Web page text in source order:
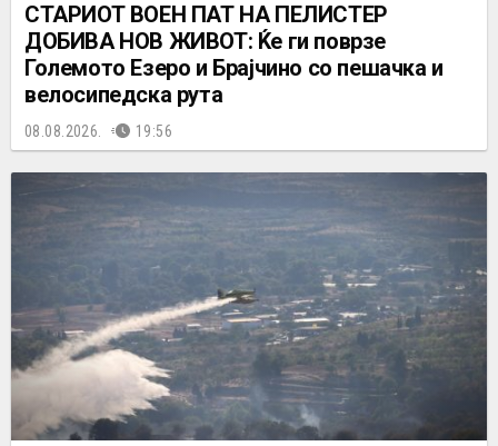
СТАРИОТ ВОЕН ПАТ НА ПЕЛИСТЕР
ДОБИВА НОВ ЖИВОТ: Ќе ги поврзе
Големото Езеро и Брајчино со пешачка и
велосипедска рута
08.08.2026. 19:56